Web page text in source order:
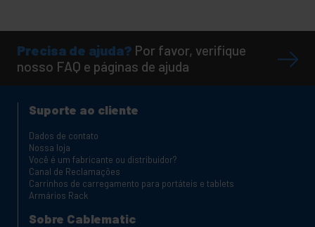
Precisa de ajuda? Por favor, verifique
nosso FAQ e páginas de ajuda
Suporte ao cliente
Dados de contato
Nossa loja
Você é um fabricante ou distribuidor?
Canal de Reclamações
Carrinhos de carregamento para portáteis e tablets
Armários Rack
Sobre Cablematic